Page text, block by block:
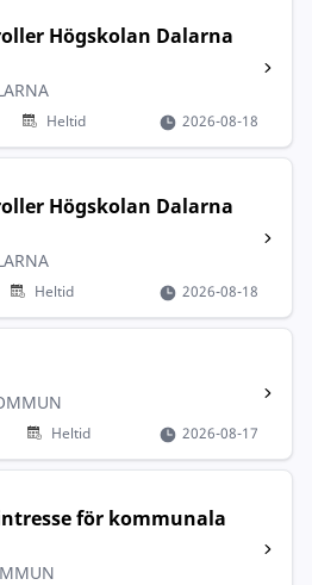
Högskolan Dalarna
Heltid 2026-08-18
Högskolan Dalarna
Heltid 2026-08-18
Heltid 2026-08-17
för kommunala